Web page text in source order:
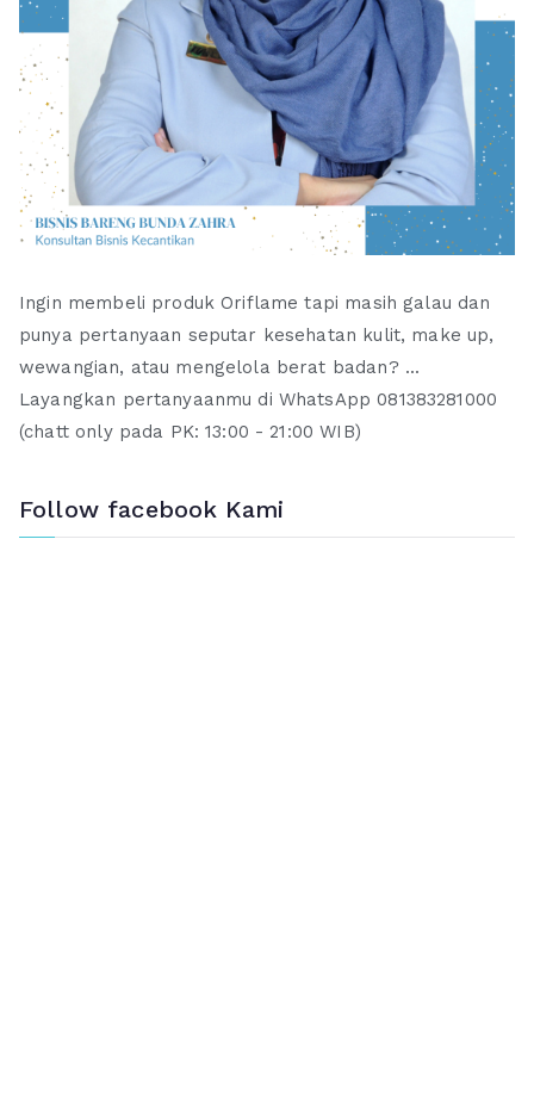
Ingin membeli produk Oriflame tapi masih galau dan
punya pertanyaan seputar kesehatan kulit, make up,
wewangian, atau mengelola berat badan? ...
Layangkan pertanyaanmu di WhatsApp 081383281000
(chatt only pada PK: 13:00 - 21:00 WIB)
Follow facebook Kami